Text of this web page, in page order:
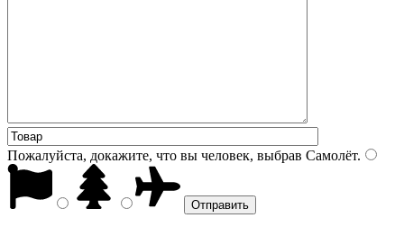
Пожалуйста, докажите, что вы человек, выбрав Самолёт.